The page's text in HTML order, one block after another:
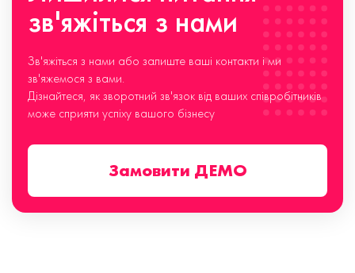
зв'яжіться з нами
Зв'яжіться з нами або залиште ваші контакти і ми
зв'яжемося з вами.
Дізнайтеся, як зворотний зв'язок від ваших співробітників
може сприяти успіху вашого бізнесу
Замовити ДЕМО